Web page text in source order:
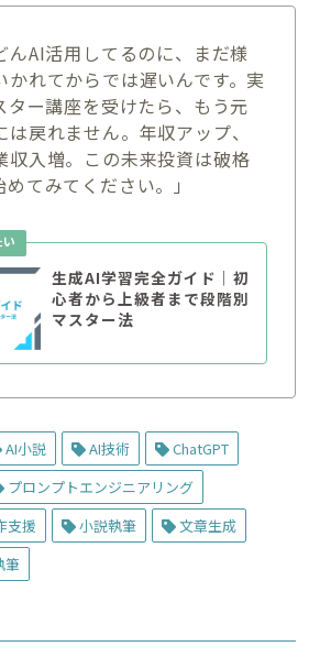
んAI活用してるのに、まだ様
かれてからでは遅いんです。実
ター講座を受けたら、もう元
戻れません。年収アップ、
収入増。この未来投資は破格
てみてください。」
生成AI学習完全ガイド｜初
心者から上級者まで段階別
マスター法
AI小説 AI技術
ChatGPT
プロンプトエンジニアリング
支援 小説執筆
文章生成
筆